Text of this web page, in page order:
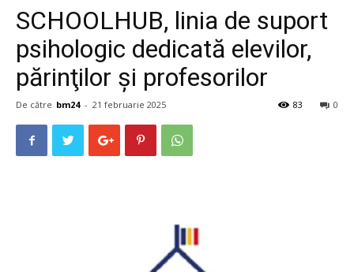
SCHOOLHUB, linia de suport
psihologic dedicată elevilor,
părinţilor şi profesorilor
De către bm24 - 21 februarie 2025 0
83